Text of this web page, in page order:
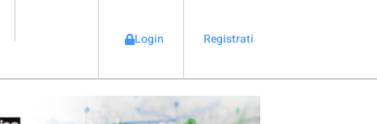
Login Registrati